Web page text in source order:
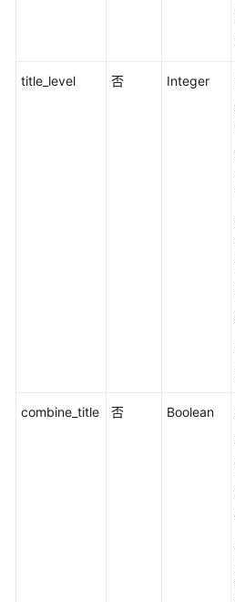
title_level 否 Integer
combine_title 否 Boolean